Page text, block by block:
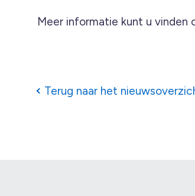
Meer informatie kunt u vinden
Terug naar het